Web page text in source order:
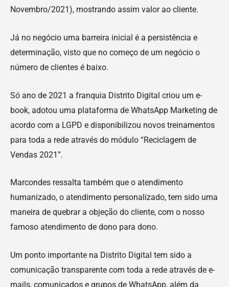
Novembro/2021), mostrando assim valor ao cliente.
Já no negócio uma barreira inicial é a persistência e
determinação, visto que no começo de um negócio o
número de clientes é baixo.
Só ano de 2021 a franquia Distrito Digital criou um e-
book, adotou uma plataforma de WhatsApp Marketing de
acordo com a LGPD e disponibilizou novos treinamentos
para toda a rede através do módulo “Reciclagem de
Vendas 2021”.
Marcondes ressalta também que o atendimento
humanizado, o atendimento personalizado, tem sido uma
maneira de quebrar a objeção do cliente, com o nosso
famoso atendimento de dono para dono.
Um ponto importante na Distrito Digital tem sido a
comunicação transparente com toda a rede através de e-
mails, comunicados e grupos de WhatsApp, além da